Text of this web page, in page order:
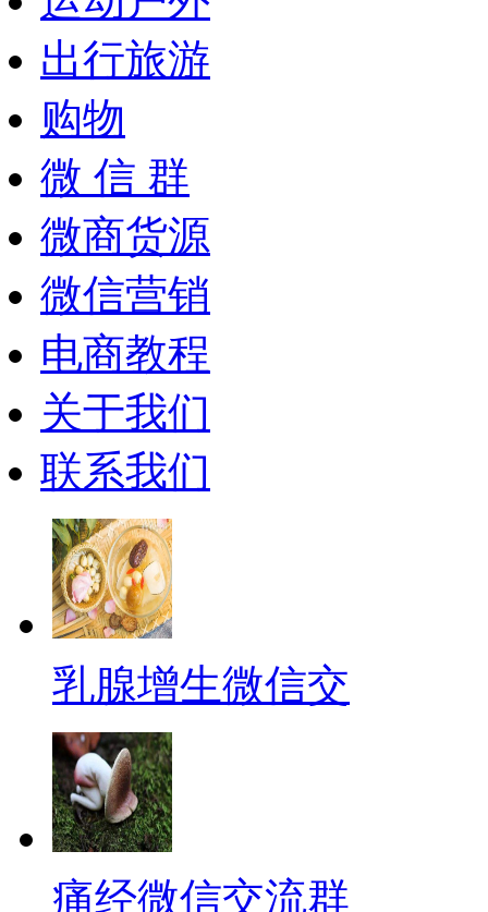
出行旅游
购物
微 信 群
微商货源
微信营销
电商教程
关于我们
联系我们
乳腺增生微信交
痛经微信交流群